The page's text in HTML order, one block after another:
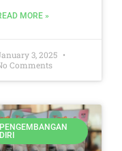
MORE »
3, 2025
Comments
PENGEMBANGAN
DIRI